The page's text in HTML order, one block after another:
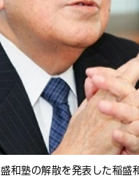
盛和塾の解散を発表した稲盛